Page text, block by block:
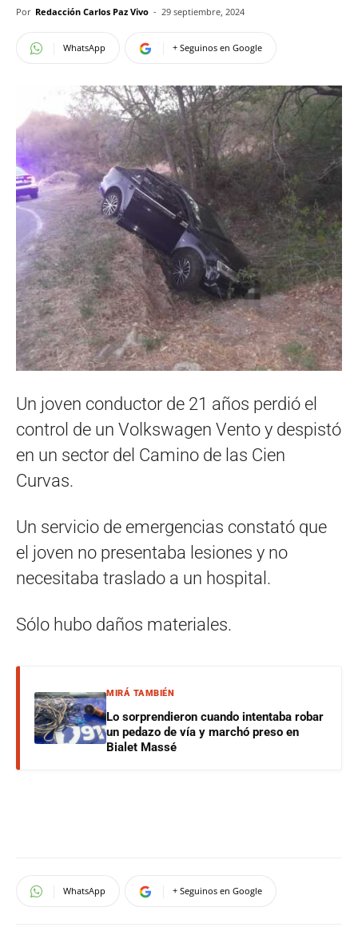
Por Redacción Carlos Paz Vivo - 29 septiembre, 2024
WhatsApp + Seguinos en Google
Un joven conductor de 21 años perdió el
control de un Volkswagen Vento y despistó
en un sector del Camino de las Cien
Curvas.
Un servicio de emergencias constató que
el joven no presentaba lesiones y no
necesitaba traslado a un hospital.
Sólo hubo daños materiales.
MIRÁ TAMBIÉN
Lo sorprendieron cuando intentaba robar
un pedazo de vía y marchó preso en
Bialet Massé
WhatsApp + Seguinos en Google